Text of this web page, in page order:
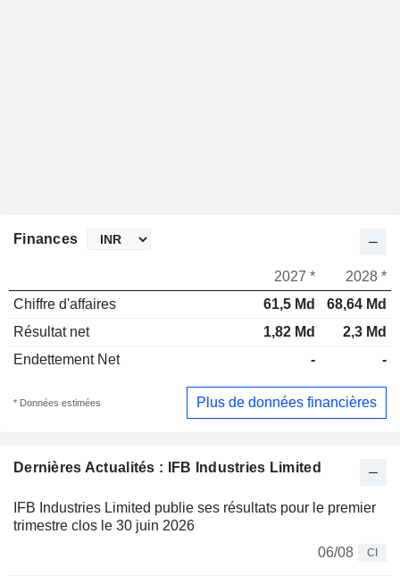
Dernières Actualités : IFB Industries Limited
IFB Industries Limited publie ses résultats pour le premier
trimestre clos le 30 juin 2026
06/08
CI
Finances
2027 *
2028 *
Chiffre d'affaires
61,5 Md
68,64 Md
Résultat net
1,82 Md
2,3 Md
Endettement Net
- -
* Données estimées Plus de données financières